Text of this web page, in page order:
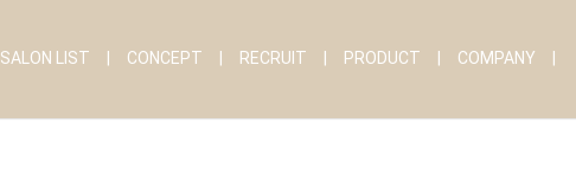
SALON LIST CONCEPT RECRUIT PRODUCT COMPANY